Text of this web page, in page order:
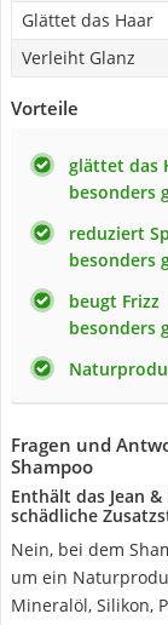
Glättet das Haar
Verleiht Glanz
Vorteile
glättet das
besonders
reduziert
besonders
beugt Frizz
besonders
Fragen und
Shampoo
Enthält das Jean
schädliche
Nein, bei dem
um ein
Mineralöl, Silikon,